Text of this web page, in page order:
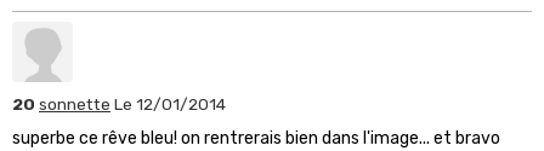
20 sonnette Le 12/01/2014
superbe ce rêve bleu! on rentrerais bien dans l'image... et bravo